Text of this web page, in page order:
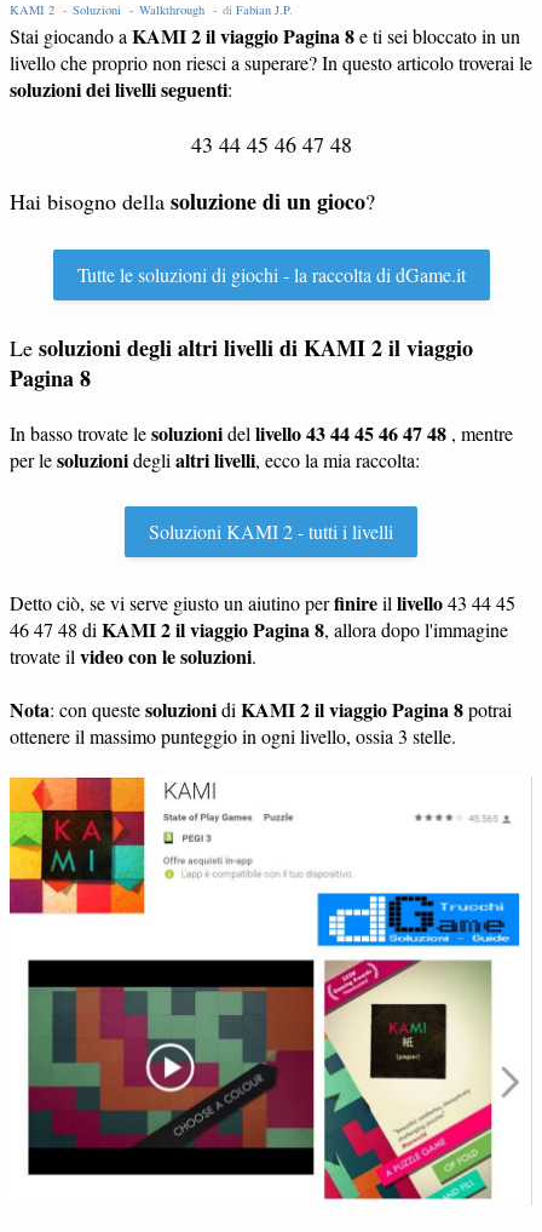
KAMI 2 - Soluzioni - Walkthrough - di Fabian J.P.
Stai giocando a KAMI 2 il viaggio Pagina 8e ti sei bloccato in un
livello che proprio non riesci a superare? In questo articolo troverai le
soluzioni dei livelli seguenti:
43 44 45 46 47 48
Hai bisogno della soluzione di un gioco?
Tutte le soluzioni di giochi - la raccolta di dGame.it
Le soluzioni degli altri livelli diKAMI 2 il viaggio
Pagina 8
In basso trovate lesoluzionidel livello 43 44 45 46 47 48 , mentre
per lesoluzionidegli altri livelli, ecco la mia raccolta:
Soluzioni KAMI 2 - tutti i livelli
Detto ciò, se vi serve giusto un aiutino perfinireil livello43 44 45
46 47 48 di KAMI 2 il viaggio Pagina 8, allora dopo l'immagine
trovate il video con le soluzioni.
Nota: con questesoluzionidi KAMI 2 il viaggio Pagina 8potrai
ottenere il massimo punteggio in ogni livello, ossia 3 stelle.